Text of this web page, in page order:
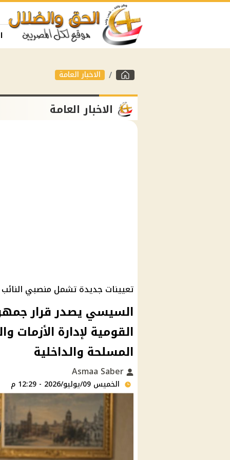
الاخبار العامة
الاخبار العامة
تعيينات جديدة تشمل منصبي
السيسي يصدر قرار
القومية لإدارة الأزمات
المسلحة والداخلية
الخميس 09/يوليو/2026 - 12:29 م